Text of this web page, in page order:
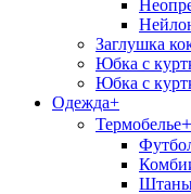
Заглушка
Юбка с
Юбка с
Одежда+
Термобелье+